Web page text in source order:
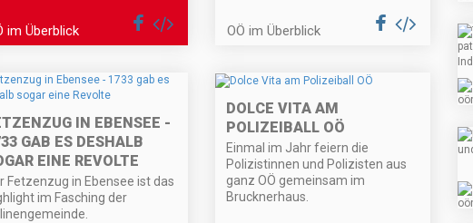
im Überblick OÖ im Überblick
IN EBENSEE -
GAB ES DESHALB
EINE REVOLTE
Fetzenzug in Ebensee ist das
im Fasching der
DOLCE VITA AM
POLIZEIBALL OÖ
Einmal im Jahr feiern die
Polizistinnen und Polizisten aus
ganz OÖ gemeinsam im
Brucknerhaus.